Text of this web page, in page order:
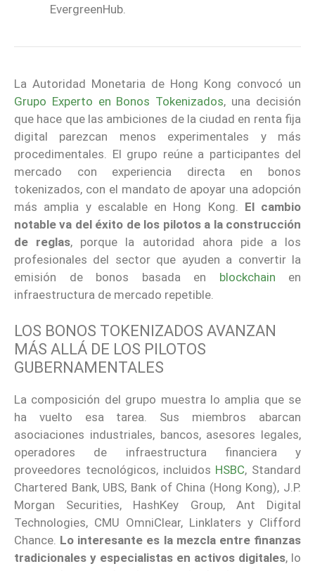
EvergreenHub.
La Autoridad Monetaria de Hong Kong convocó un
Grupo Experto en Bonos Tokenizados, una decisión
que hace que las ambiciones de la ciudad en renta fija
digital parezcan menos experimentales y más
procedimentales. El grupo reúne a participantes del
mercado con experiencia directa en bonos
tokenizados, con el mandato de apoyar una adopción
más amplia y escalable en Hong Kong. El cambio
notable va del éxito de los pilotos a la construcción
de reglas, porque la autoridad ahora pide a los
profesionales del sector que ayuden a convertir la
emisión de bonos basada en blockchain en
infraestructura de mercado repetible.
LOS BONOS TOKENIZADOS AVANZAN
MÁS ALLÁ DE LOS PILOTOS
GUBERNAMENTALES
La composición del grupo muestra lo amplia que se
ha vuelto esa tarea. Sus miembros abarcan
asociaciones industriales, bancos, asesores legales,
operadores de infraestructura financiera y
proveedores tecnológicos, incluidos HSBC, Standard
Chartered Bank, UBS, Bank of China (Hong Kong), J.P.
Morgan Securities, HashKey Group, Ant Digital
Technologies, CMU OmniClear, Linklaters y Clifford
Chance. Lo interesante es la mezcla entre finanzas
tradicionales y especialistas en activos digitales, lo